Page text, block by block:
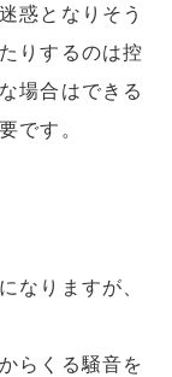
惑となりそう
りするのは控
場合はできる
です。
なりますが、
らくる騒音を